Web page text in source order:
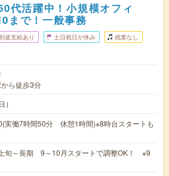
代活躍中！小規模オフィ
まで！一般事務
途支給あり 土日祝日が休み 残業なし
から徒歩3分
）
実働7時間50分 休憩1時間)※8時台スタートも
旬～長期 9～10月スタートで調整OK！ ※9